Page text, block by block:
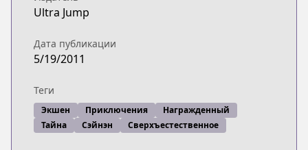
Ultra Jump
Дата публикации
5/19/2011
Теги
Экшен Приключения
Награжденный
Тайна
Сэйнэн Сверхъестественное